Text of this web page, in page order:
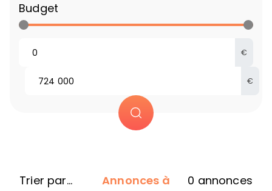
Budget
€
€
Annonces à
0 annonces